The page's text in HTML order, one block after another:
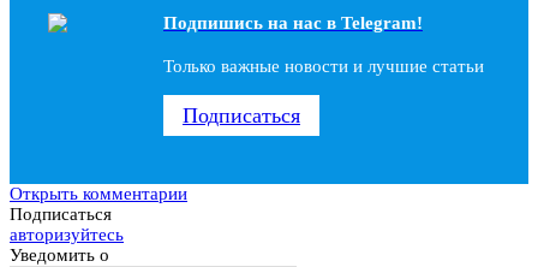
Подпишись на наc в Telegram!
Только важные новости и лучшие статьи
Подписаться
Открыть комментарии
Подписаться
авторизуйтесь
Уведомить о